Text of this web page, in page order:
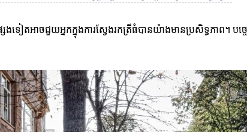
តអាចជួយអ្នកក្នុងការស្វែងរកត្រីធំបានយ៉ាងមានប្រសិទ្ធភាព។ បច្ច